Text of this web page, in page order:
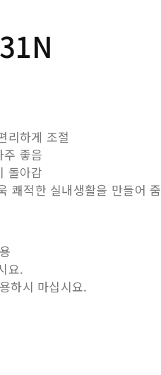
리하게 조절
주 좋음
돌아감
쾌적한 실내생활을 만들어 줌
요.
하시 마십시요.